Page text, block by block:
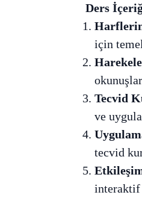
Ders
Harflerin
için
Tecvid
ve
tecvid
interaktif